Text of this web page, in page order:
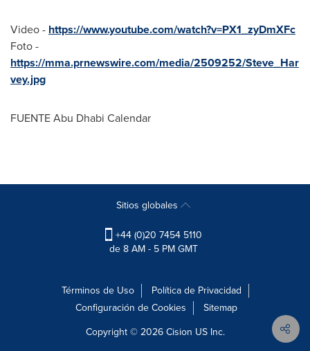
Video - https://www.youtube.com/watch?v=PX1_zyDmXFc
Foto -
https://mma.prnewswire.com/media/2509252/Steve_Har
vey.jpg
FUENTE Abu Dhabi Calendar
Sitios globales
+44 (0)20 7454 5110
de 8 AM - 5 PM GMT
Términos de Uso
Política de Privacidad
Configuración de Cookies
Sitemap
Copyright © 2026Cision US Inc.